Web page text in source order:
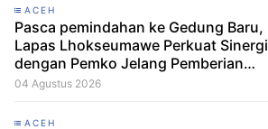
ACEH
Pasca pemindahan ke Gedung Baru,
Lapas Lhokseumawe Perkuat Sinergi
dengan Pemko Jelang Pemberian
Remisi HUT RI
04 Agustus 2026
ACEH